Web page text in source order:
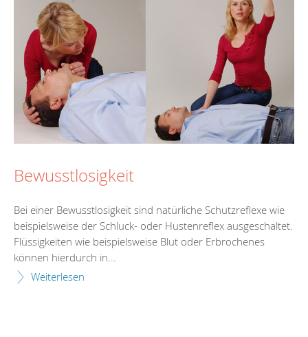
Bewusstlosigkeit
Bei einer Bewusstlosigkeit sind natürliche Schutzreflexe wie
beispielsweise der Schluck- oder Hustenreflex ausgeschaltet.
Flüssigkeiten wie beispielsweise Blut oder Erbrochenes
können hierdurch in...
Weiterlesen